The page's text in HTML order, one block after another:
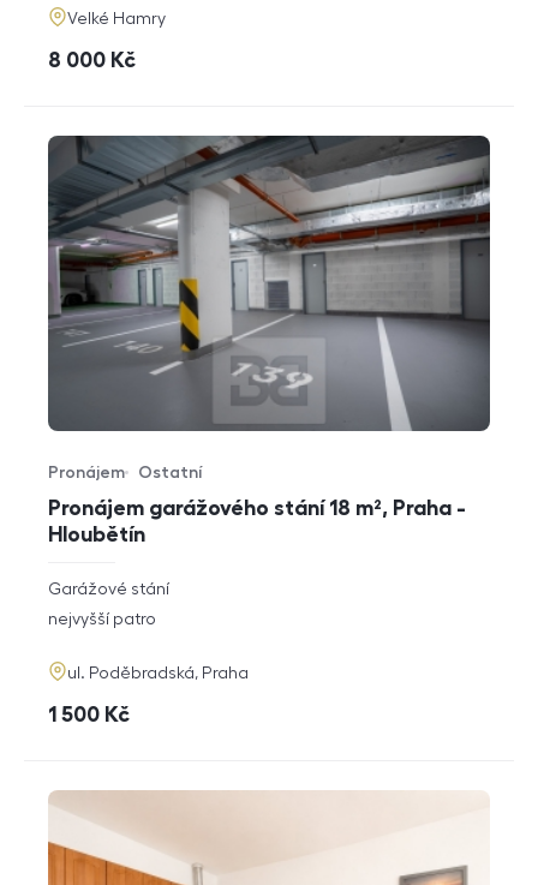
adresa
Velké Hamry
cena
8 000 Kč
Pronájem garážového stání 18 m², Praha -
Hloubětín
Typ nabídky
Pronájem
Typ nemovitosti
Ostatní
rozměry
dispozice
Garážové stání
funkce
nejvyšší patro
adresa
ul. Poděbradská, Praha
cena
1 500 Kč